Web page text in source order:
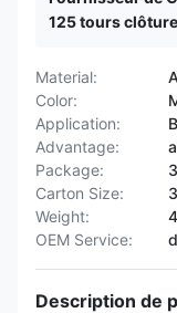
125 tours
Material:
Color:
Application:
Advantage:
Package:
Carton Size:
Weight:
OEM Service:
Description de